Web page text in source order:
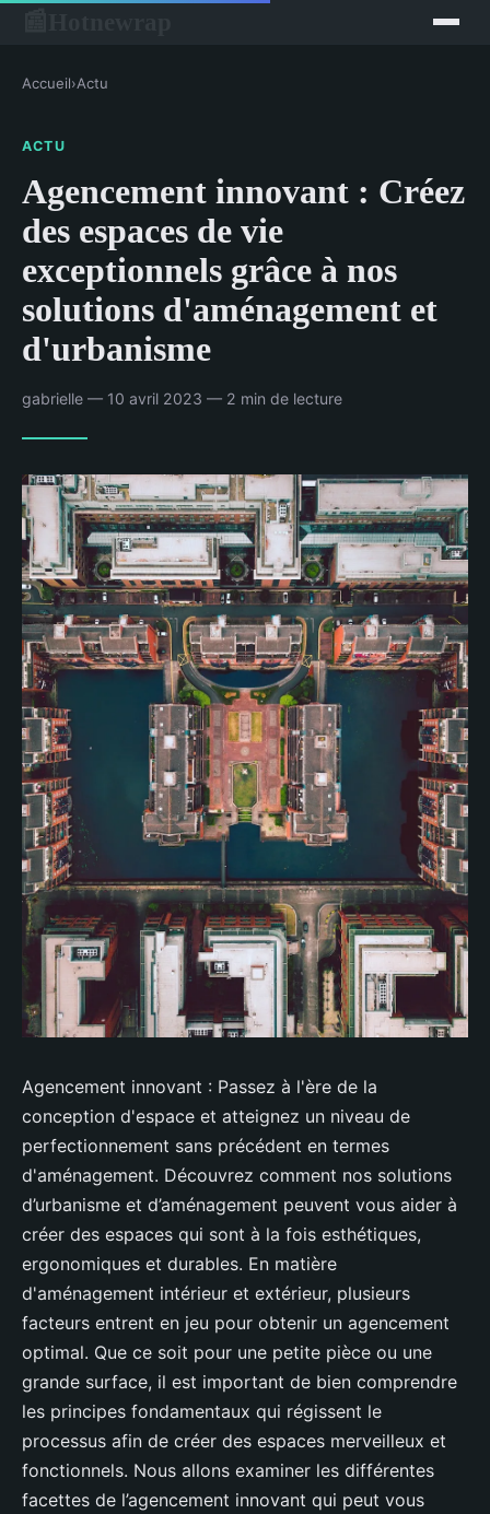
Accueil›Actu
ACTU
Agencement innovant : Créez
des espaces de vie
exceptionnels grâce à nos
solutions d'aménagement et
d'urbanisme
gabrielle — 10 avril 2023 — 2 min de lecture
Agencement innovant : Passez à l'ère de la
conception d'espace et atteignez un niveau de
perfectionnement sans précédent en termes
d'aménagement. Découvrez comment nos solutions
d’urbanisme et d’aménagement peuvent vous aider à
créer des espaces qui sont à la fois esthétiques,
ergonomiques et durables. En matière
d'aménagement intérieur et extérieur, plusieurs
facteurs entrent en jeu pour obtenir un agencement
optimal. Que ce soit pour une petite pièce ou une
grande surface, il est important de bien comprendre
les principes fondamentaux qui régissent le
processus afin de créer des espaces merveilleux et
fonctionnels. Nous allons examiner les différentes
facettes de l’agencement innovant qui peut vous